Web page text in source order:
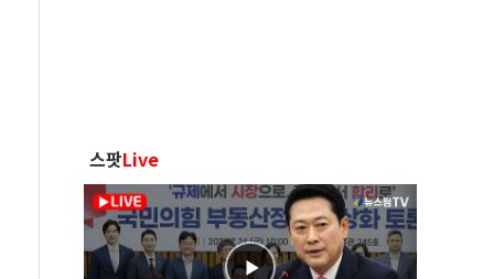
스팟Live